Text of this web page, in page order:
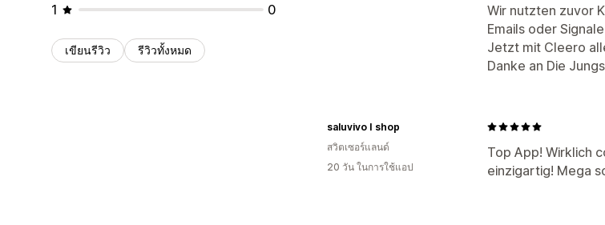
1
0
เขียนรีวิว รีวิวทั้งหมด
Wir nutzten zuvor
Emails oder
Jetzt mit Cleero
Danke an Die
Top App! Wirklich
einzigartig! Mega
saluvivo I shop
สวิตเซอร์แลนด์
20 วัน ในการใช้แอป